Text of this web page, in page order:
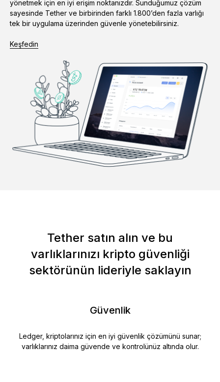
yönetmek için en iyi erişim noktanızdır. Sunduğumuz çözüm
sayesinde Tether ve birbirinden farklı 1.800’den fazla varlığı
tek bir uygulama üzerinden güvenle yönetebilirsiniz.
Keşfedin
Tether satın alın ve bu
varlıklarınızı kripto güvenliği
sektörünün lideriyle saklayın
Güvenlik
Ledger, kriptolarınız için en iyi güvenlik çözümünü sunar;
varlıklarınız daima güvende ve kontrolünüz altında olur.